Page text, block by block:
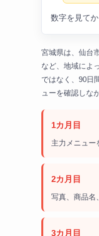
数字を見て
宮城県は、仙台
など、地域によ
ではなく、90日
ューを確認しな
1カ月目
主力メニュー
2カ月目
写真、商品名
3カ月目